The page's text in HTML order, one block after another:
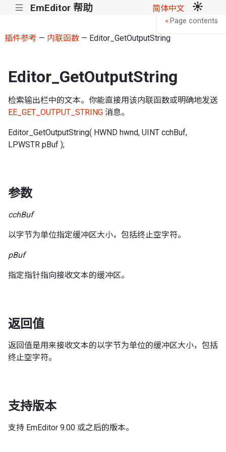
||| EmEditor 帮助 简体中文
插件参考 — 内联函数— Editor_GetOutputString
Editor_GetOutputString
检索输出栏中的文本。你能直接用该内联函数或明确地发送
EE_GET_OUTPUT_STRING 消息。
Editor_GetOutputString( HWND hwnd, UINT cchBuf,
LPWSTR pBuf );
参数
cchBuf
以字节为单位指定缓冲区大小，包括终止空字符。
pBuf
指定指针指向接收文本的缓冲区。
返回值
返回值是用来接收文本的以字节为单位的缓冲区大小，包括
终止空字符。
支持版本
支持 EmEditor 9.00 或之后的版本。
< Page contents